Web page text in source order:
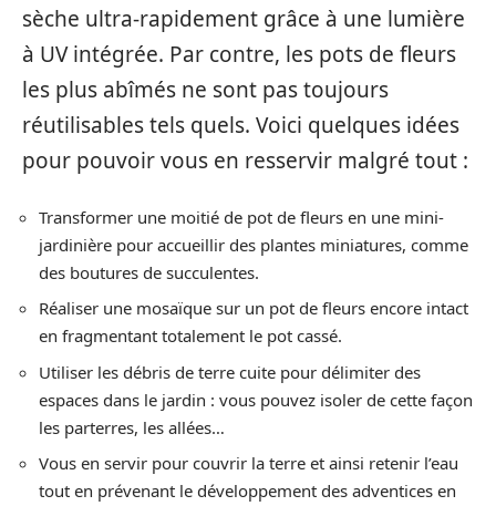
sèche ultra-rapidement grâce à une lumière
à UV intégrée. Par contre, les pots de fleurs
les plus abîmés ne sont pas toujours
réutilisables tels quels. Voici quelques idées
pour pouvoir vous en resservir malgré tout :
Transformer une moitié de pot de fleurs en une mini-
jardinière pour accueillir des plantes miniatures, comme
des boutures de succulentes.
Réaliser une mosaïque sur un pot de fleurs encore intact
en fragmentant totalement le pot cassé.
Utiliser les débris de terre cuite pour délimiter des
espaces dans le jardin : vous pouvez isoler de cette façon
les parterres, les allées…
Vous en servir pour couvrir la terre et ainsi retenir l’eau
tout en prévenant le développement des adventices en